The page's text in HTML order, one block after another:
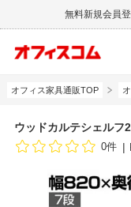
無料新規会員
オフィス家具通販TOP
ウッドカルテシェルフ
0件